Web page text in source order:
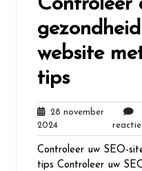
Controleer
website
tips
28 november
202428
november
2024
Controleer uw SEO-
tips Controleer uw